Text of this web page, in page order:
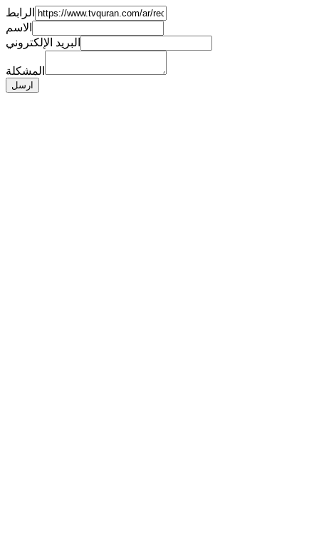
الرابط
الاسم
البريد الإلكتروني
المشكلة
ارسل